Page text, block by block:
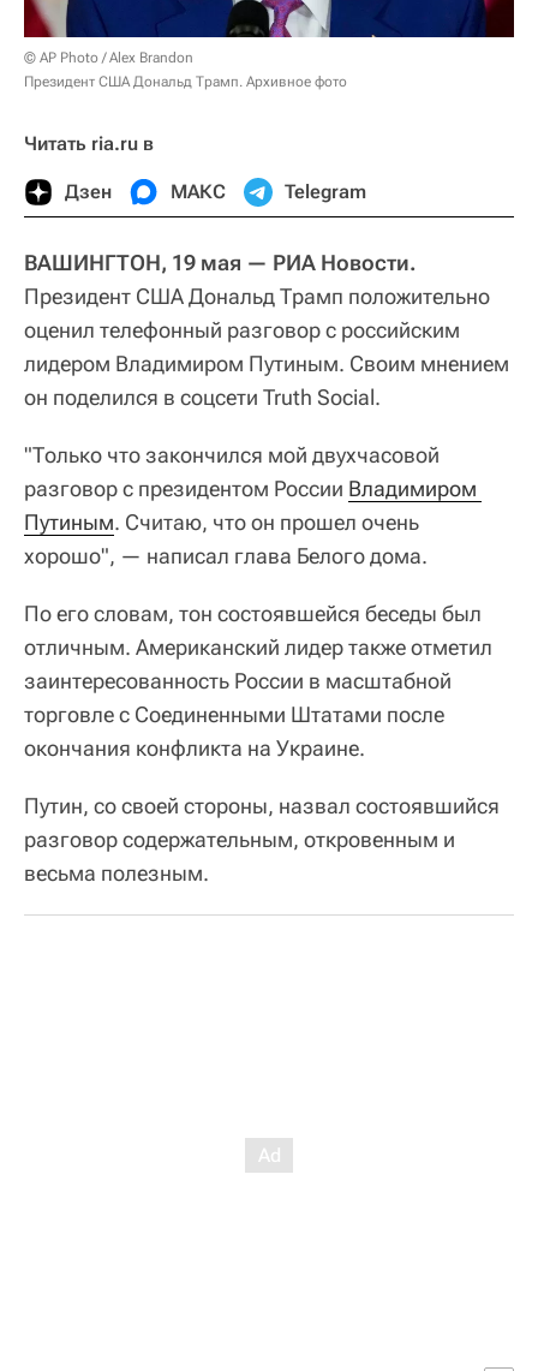
© AP Photo / Alex Brandon
Президент США Дональд Трамп. Архивное фото
Читать ria.ru в
Дзен МАКС Telegram
ВАШИНГТОН, 19 мая — РИА Новости.
Президент США Дональд Трамп положительно
оценил телефонный разговор с российским
лидером Владимиром Путиным. Своим мнением
он поделился в соцсети Truth Social.
"Только что закончился мой двухчасовой
разговор с президентом России Владимиром
Путиным. Считаю, что он прошел очень
хорошо", — написал глава Белого дома.
По его словам, тон состоявшейся беседы был
отличным. Американский лидер также отметил
заинтересованность России в масштабной
торговле с Соединенными Штатами после
окончания конфликта на Украине.
Путин, со своей стороны, назвал состоявшийся
разговор содержательным, откровенным и
весьма полезным.